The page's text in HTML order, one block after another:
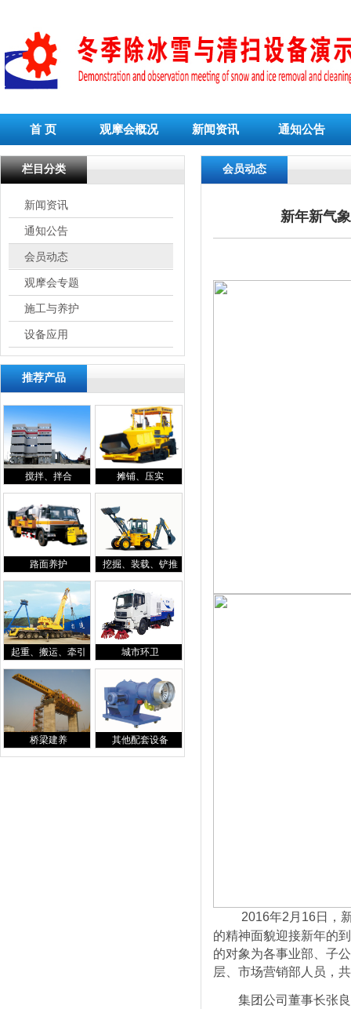
首 页 观摩会概况 新闻资讯 通知公告
栏目分类
新闻资讯
通知公告
会员动态
观摩会专题
施工与养护
设备应用
推荐产品
搅拌、拌合 摊铺、压实
路面养护 挖掘、装载、铲推
起重、搬运、牵引 城市环卫
桥梁建养 其他配套设备
会员动态
新年新气
2016年2月16日，
的精神面貌迎接新年的
的对象为各事业部、子
层、市场营销部人员，
集团公司董事长张